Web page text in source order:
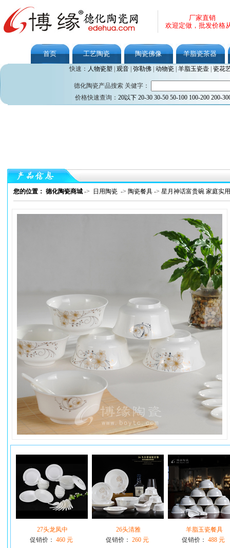
厂家直销
欢迎定做，批发价格
首页 工艺陶瓷 陶瓷佛像 羊脂瓷茶器
快速： 人物瓷塑 观音| 弥勒佛| 动物瓷| 羊脂玉瓷壶| 瓷花
德化陶瓷产品搜索 关健字：
价格快速查询： 20以下 20-30 30-50 50-100 100-200 200-
您的位置： 德化陶瓷商城 -> 日用陶瓷 -> 陶瓷餐具 -> 星月神话富贵碗 家庭实
27头龙凤中
促销价： 460 元
26头清雅
促销价： 260 元
羊脂玉瓷餐具
促销价： 488 元